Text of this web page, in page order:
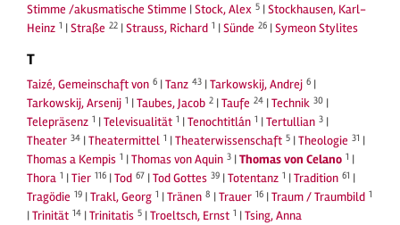
Stimme /akusmatische Stimme |Stock, Alex 5 |Stockhausen, Karl-
Heinz 1 |Straße 22 |Strauss, Richard 1 |Sünde 26 |Symeon Stylites
T
Taizé, Gemeinschaft von 6 |Tanz 43 |Tarkowskij, Andrej 6 |
Tarkowskij, Arsenij 1 |Taubes, Jacob 2 |Taufe 24 |Technik 30 |
Telepräsenz 1 |Televisualität 1 |Tenochtitlán 1 |Tertullian 3 |
Theater 34 |Theatermittel 1 |Theaterwissenschaft 5 |Theologie 31 |
Thomas a Kempis 1 |Thomas von Aquin 3 |Thomas von Celano 1 |
Thora 1 |Tier 116 |Tod 67 |Tod Gottes 39 |Totentanz 1 |Tradition 61 |
Tragödie 19 |Trakl, Georg 1 |Tränen 8 |Trauer 16 |Traum / Traumbild 1
|Trinität 14 |Trinitatis 5 |Troeltsch, Ernst 1 |Tsing, Anna